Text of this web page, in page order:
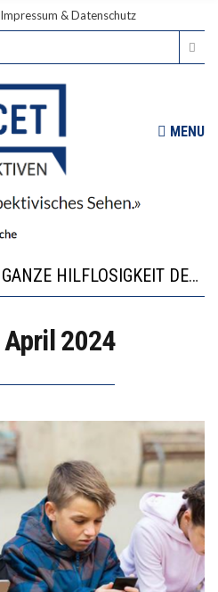
Impressum & Datenschutz
MENU
WORAUS WÄCHST, WAS KINDER TRÄGT
“WIR BEOBACHTEN EINEN REGELRECHTEN STURZFLUG BEI DEN LERNLEISTUNGEN”
April 2024